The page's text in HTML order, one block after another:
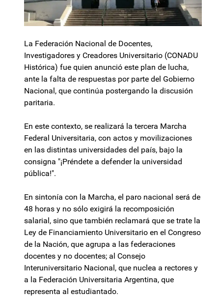
La Federación Nacional de Docentes,
Investigadores y Creadores Universitario (CONADU
Histórica) fue quien anunció este plan de lucha,
ante la falta de respuestas por parte del Gobierno
Nacional, que continúa postergando la discusión
paritaria.
En este contexto, se realizará la tercera Marcha
Federal Universitaria, con actos y movilizaciones
en las distintas universidades del país, bajo la
consigna "¡Préndete a defender la universidad
pública!".
En sintonía con la Marcha, el paro nacional será de
48 horas y no sólo exigirá la recomposición
salarial, sino que también reclamará que se trate la
Ley de Financiamiento Universitario en el Congreso
de la Nación, que agrupa a las federaciones
docentes y no docentes; al Consejo
Interuniversitario Nacional, que nuclea a rectores y
a la Federación Universitaria Argentina, que
representa al estudiantado.